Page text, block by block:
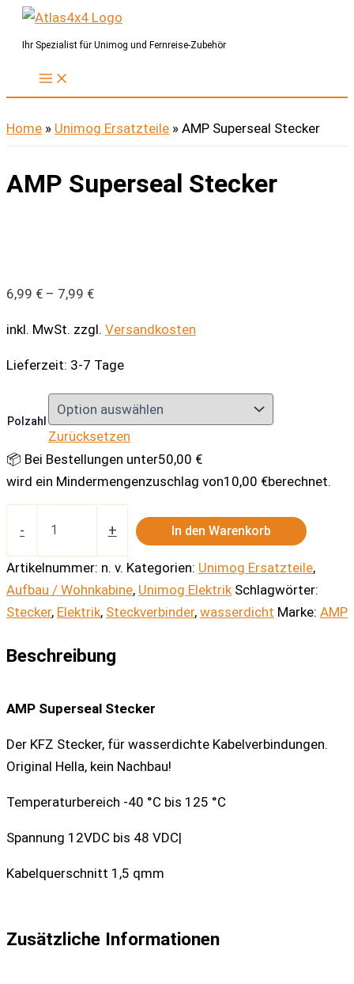
Zum
InhaltIhr Spezialist für Unimog und Fernreise-Zubehör
Home » Unimog Ersatzteile » AMP Superseal Stecker
AMP Superseal Stecker
6,99 € – 7,99 €
inkl. MwSt. zzgl. Versandkosten
Lieferzeit: 3-7 Tage
Polzahl
Zurücksetzen
📦 Bei Bestellungen unter50,00 €
wird ein Mindermengenzuschlag von10,00 €berechnet.
-
Superseal
Menge
+ In den Warenkorb
Artikelnummer: n. v. Kategorien: Unimog Ersatzteile,
Aufbau / Wohnkabine, Unimog Elektrik Schlagwörter:
Stecker, Elektrik, Steckverbinder, wasserdicht Marke: AMP
Beschreibung
AMP Superseal Stecker
Der KFZ Stecker, für wasserdichte Kabelverbindungen.
Original Hella, kein Nachbau!
Temperaturbereich -40 °C bis 125 °C
Spannung 12VDC bis 48 VDC|
Kabelquerschnitt 1,5 qmm
Zusätzliche Informationen